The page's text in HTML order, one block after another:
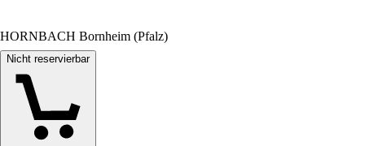
HORNBACH Bornheim (Pfalz)
Nicht reservierbar